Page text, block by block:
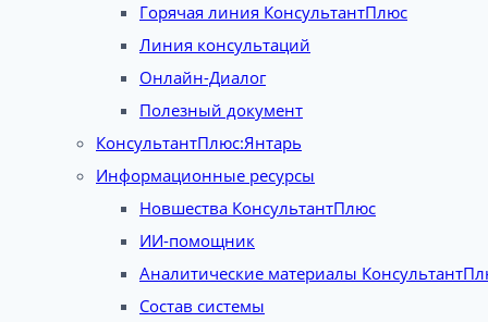
Горячая линия КонсультантПлюс
Линия консультаций
Онлайн-Диалог
Полезный документ
КонсультантПлюс:Янтарь
Информационные ресурсы
Новшества КонсультантПлюс
ИИ-помощник
Аналитические материалы
Состав системы